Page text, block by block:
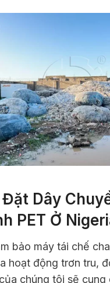
Đặt Dây
PET Ở
bảo máy tái chế
hoạt động trơn tru,
chúng tôi sẽ cung